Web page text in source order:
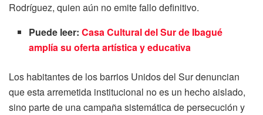
Rodríguez, quien aún no emite fallo definitivo.
Puede leer:Casa Cultural del Sur de Ibagué
amplía su oferta artística y educativa
Los habitantes de los barrios Unidos del Sur denuncian
que esta arremetida institucional no es un hecho aislado,
sino parte de una campaña sistemática de persecución y